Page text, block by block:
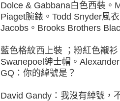
Dolce & Gabbana白色西裝。
Piaget腕錶。Todd Snyder風
Jacobs。Brooks Brothers
藍色格紋西上裝 ；粉紅色襯
Swanepoel紳士帽。
GQ：你的綽號是？
David Gandy：我沒有綽號，